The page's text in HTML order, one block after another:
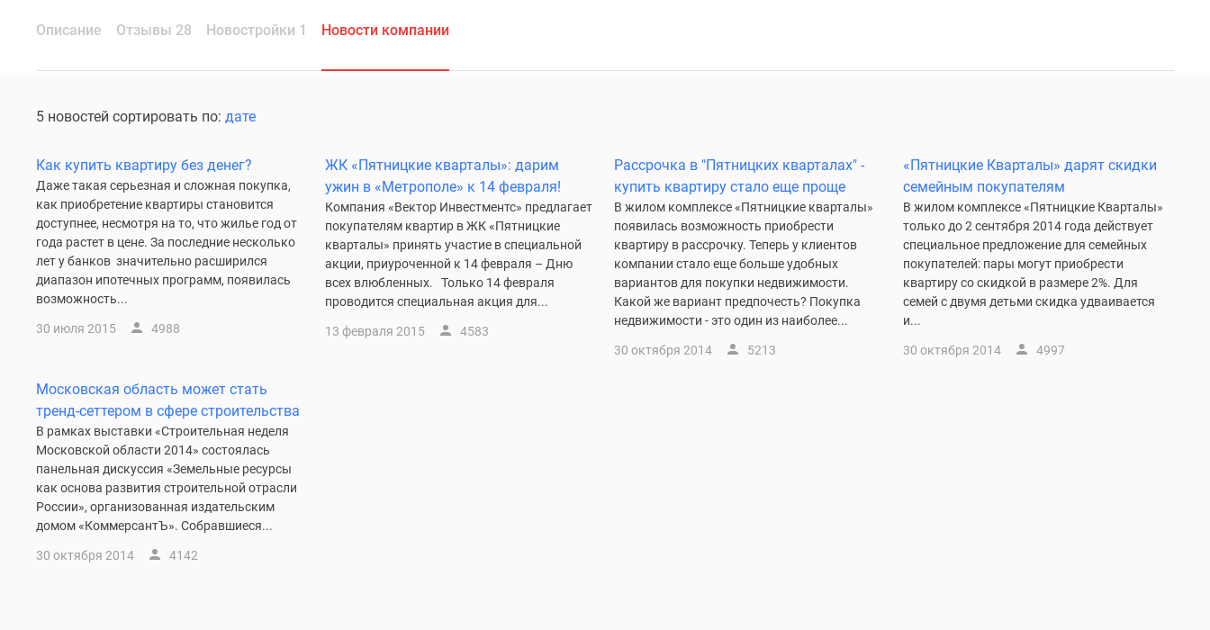
Описание Отзывы 28 Новостройки 1 Новости компании
5 новостей сортировать по: дате
Как купить квартиру без денег?
Даже такая серьезная и сложная покупка,
как приобретение квартиры становится
доступнее, несмотря на то, что жилье год от
года растет в цене. За последние несколько
лет у банков значительно расширился
диапазон ипотечных программ, появилась
возможность...
30 июля 2015 4988
ЖК «Пятницкие кварталы»: дарим
ужин в «Метрополе» к 14 февраля!
Компания «Вектор Инвестментс» предлагает
покупателям квартир в ЖК «Пятницкие
кварталы» принять участие в специальной
акции, приуроченной к 14 февраля – Дню
всех влюбленных. Только 14 февраля
проводится специальная акция для...
13 февраля 2015 4583
Рассрочка в "Пятницких кварталах" -
купить квартиру стало еще проще
В жилом комплексе «Пятницкие кварталы»
появилась возможность приобрести
квартиру в рассрочку. Теперь у клиентов
компании стало еще больше удобных
вариантов для покупки недвижимости.
Какой же вариант предпочесть? Покупка
недвижимости - это один из наиболее...
30 октября 2014 5213
«Пятницкие Кварталы» дарят скидки
семейным покупателям
В жилом комплексе «Пятницкие Кварталы»
только до 2 сентября 2014 года действует
специальное предложение для семейных
покупателей: пары могут приобрести
квартиру со скидкой в размере 2%. Для
семей с двумя детьми скидка удваивается
и...
30 октября 2014 4997
Московская область может стать
тренд-сеттером в сфере строительства
В рамках выставки «Строительная неделя
Московской области 2014» состоялась
панельная дискуссия «Земельные ресурсы
как основа развития строительной отрасли
России», организованная издательским
домом «КоммерсантЪ». Собравшиеся...
30 октября 2014 4142